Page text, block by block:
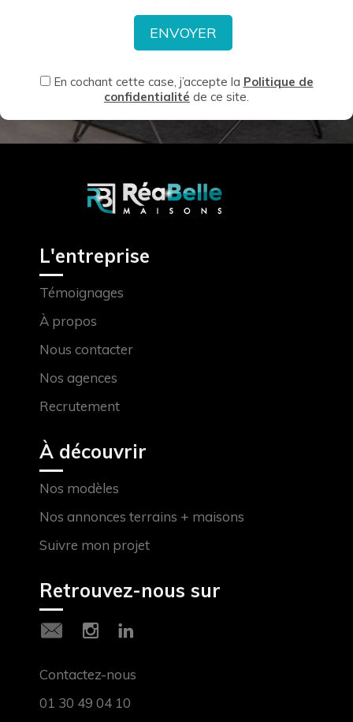
En cochant cette case, j’accepte la Politique de
confidentialité de ce site.
L'entreprise
Témoignages
À propos
Nous contacter
Nos agences
Recrutement
À découvrir
Nos modèles
Nos annonces terrains + maisons
Suivre mon projet
Retrouvez-nous sur
Contactez-nous
01 30 49 04 10